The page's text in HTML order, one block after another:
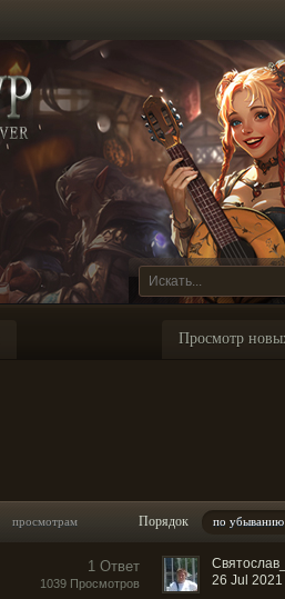
Просмотр
просмотрам Порядок по убыванию
1 Ответ
1039 Просмотров
26 Jul 2021